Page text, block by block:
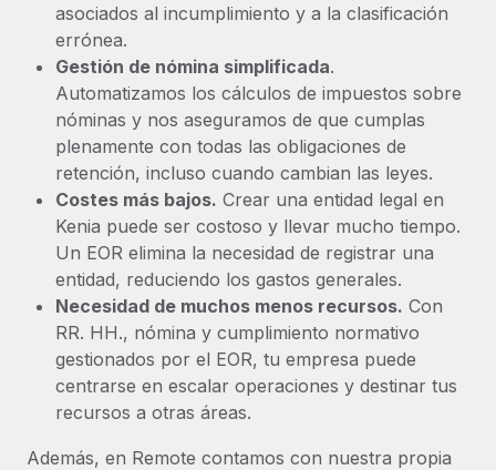
asociados al incumplimiento y a la clasificación
errónea.
Gestión de nómina simplificada.
Automatizamos los cálculos de impuestos sobre
nóminas y nos aseguramos de que cumplas
plenamente con todas las obligaciones de
retención, incluso cuando cambian las leyes.
Costes más bajos. Crear una entidad legal en
Kenia puede ser costoso y llevar mucho tiempo.
Un EOR elimina la necesidad de registrar una
entidad, reduciendo los gastos generales.
Necesidad de muchos menos recursos. Con
RR. HH., nómina y cumplimiento normativo
gestionados por el EOR, tu empresa puede
centrarse en escalar operaciones y destinar tus
recursos a otras áreas.
Además, en Remote contamos con nuestra propia